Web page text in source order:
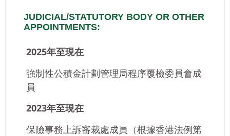
JUDICIAL/STATUTORY BODY OR OTHER
APPOINTMENTS:
2025年至現在
強制性公積金計劃管理局程序覆檢委員會成
員
2023年至現在
保險事務上訴審裁處成員（根據香港法例第